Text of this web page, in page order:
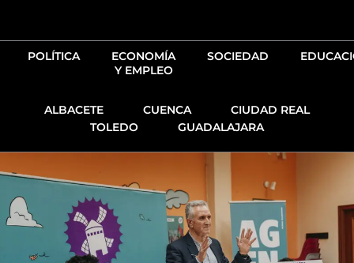
contenido
POLÍTICA
ECONOMÍA
Y EMPLEO
SOCIEDAD
ALBACETE CUENCA
CIUDAD REAL
TOLEDO
GUADALAJARA